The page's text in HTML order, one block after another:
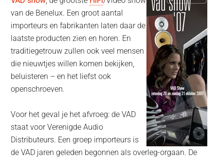
van de Benelux. Een groot aantal
importeurs en fabrikanten laten daar de
laatste producten zien en horen. En
traditiegetrouw zullen ook veel mensen
die nieuwtjes willen komen bekijken,
beluisteren – en het liefst ook
openschroeven.
Voor het geval je het afvroeg: de VAD
staat voor Verenigde Audio
Distributeurs. Een groep importeurs is
de VAD jaren geleden begonnen als overleg-orgaan. De